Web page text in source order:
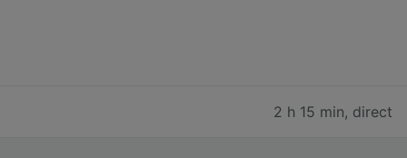
2 h 15 min, direct